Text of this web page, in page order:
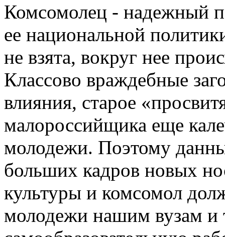
Комсомолец - надежный
ее национальной
не взята, вокруг нее
Классово враждебные
влияния, старое
малороссийщика еще
молодежи. Поэтому
больших кадров новых
культуры и комсомол
молодежи нашим вузам и